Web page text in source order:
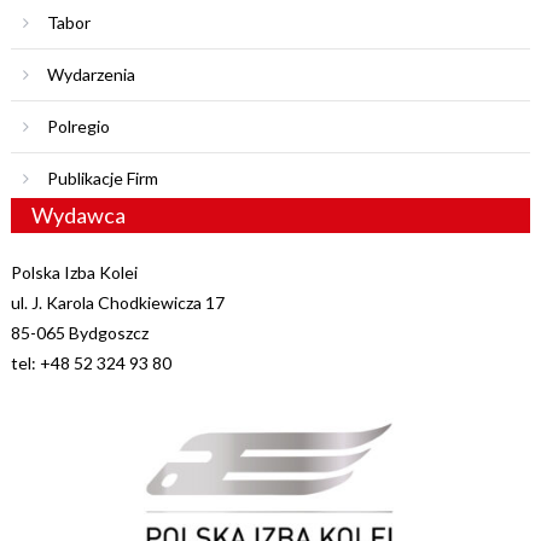
Tabor
Wydarzenia
Polregio
Publikacje Firm
Wydawca
Polska Izba Kolei
ul. J. Karola Chodkiewicza 17
85-065 Bydgoszcz
tel: +48 52 324 93 80